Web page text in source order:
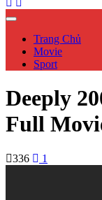
Trang Chủ
Movie
Sport
Deeply
Full
336 1